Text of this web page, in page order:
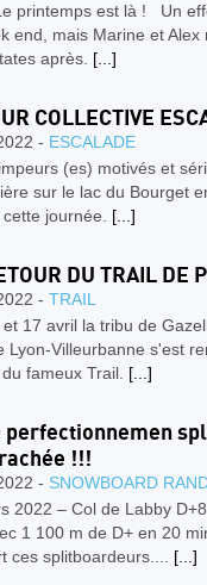
printemps est là ! Un
end, mais Marine et
après. [...]
COLLECTIVE
- ESCALADE
(es) motivés et
sur le lac du Bourget
journée. [...]
DU TRAIL DE
- TRAIL
et 17 avril la tribu de
Lyon-Villeurbanne s'est
fameux Trail. [...]
perfectionnemen
!!!
- SNOWBOARD
2022 – Col de Labby
1 100 m de D+ en 20
ces splitboardeurs.... [...]